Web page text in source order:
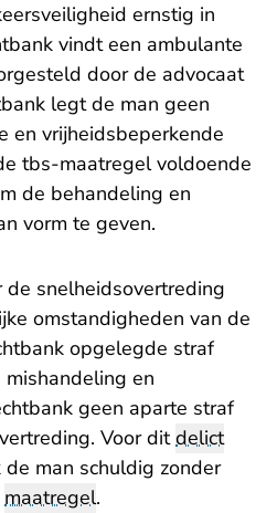
ernstig in
vindt een ambulante
door de advocaat
legt de man geen
en vrijheidsbeperkende
tbs-maatregel voldoende
de behandeling en
vorm te geven.
snelheidsovertreding
omstandigheden van de
opgelegde straf
en
geen aparte straf
Voor ditdelict
man schuldig zonder
maatregel.